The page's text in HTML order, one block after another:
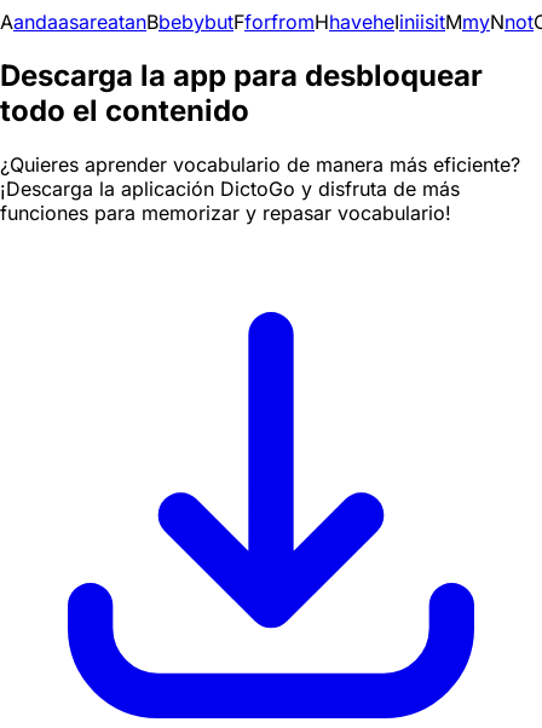
AandaasareatanBbebybutFforfromHhaveheIiniisitMmyNnot
Descarga la app para desbloquear
todo el contenido
¿Quieres aprender vocabulario de manera más eficiente?
¡Descarga la aplicación DictoGo y disfruta de más
funciones para memorizar y repasar vocabulario!